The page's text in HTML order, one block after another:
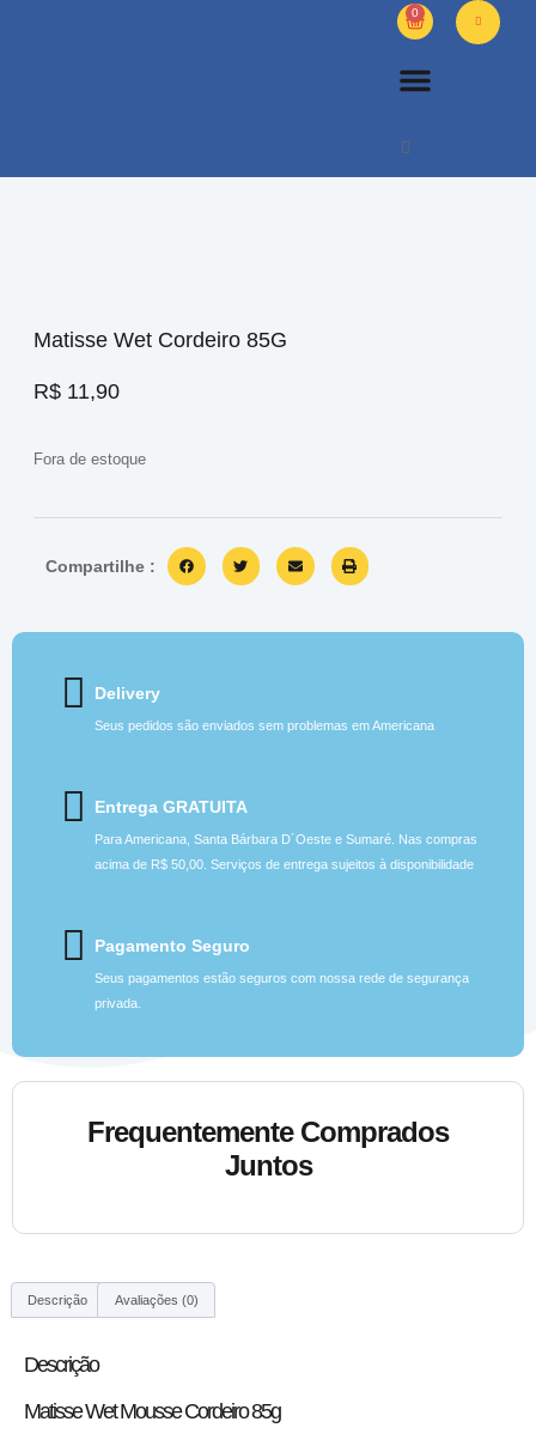
0
Matisse Wet Cordeiro 85G
R$ 11,90
Fora de estoque
Compartilhe :
Delivery
Seus pedidos são enviados sem problemas em Americana
Entrega GRATUITA
Para Americana, Santa Bárbara D´Oeste e Sumaré. Nas compras
acima de R$ 50,00. Serviços de entrega sujeitos à disponibilidade
Pagamento Seguro
Seus pagamentos estão seguros com nossa rede de segurança
privada.
Frequentemente Comprados
Juntos
Descrição Avaliações (0)
Descrição
Matisse Wet Mousse Cordeiro 85g